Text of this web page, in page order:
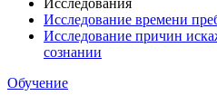
Исследования
Исследование времени
Исследование причин
сознании
Обучение